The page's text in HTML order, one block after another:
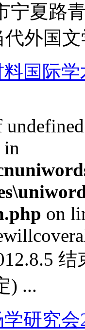
宁夏路
外国文
国际
in
on
) ...
研究会